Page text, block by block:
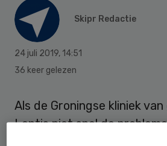
Skipr Redactie
24 juli 2019, 14:51
36 keer gelezen
Als de Groningse kliniek
Lentis niet snel de